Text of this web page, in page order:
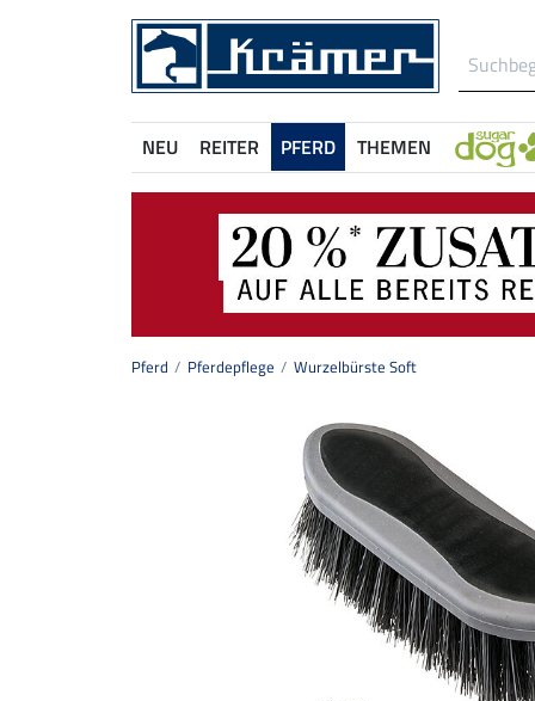
NEU REITER PFERD THEMEN
Pferd Pferdepflege Wurzelbürste Soft